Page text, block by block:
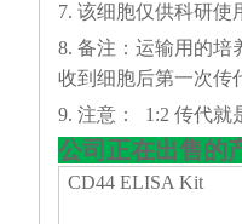
7. 该细胞仅供科研使
8. 备注：运输用的
收到细胞后第一次传
9. 注意： 1:2 传代就
公司正在出售的
CD44 ELISA Kit